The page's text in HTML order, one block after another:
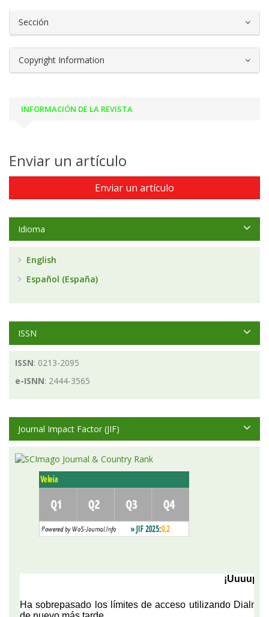
Sección
Copyright Information
INFORMACIÓN DE LA REVISTA
Enviar un artículo
Enviar un artículo
Idioma
English
Español (España)
ISSN
ISSN: 0213-2095
e-ISNN: 2444-3565
Journal Impact Factor (JIF)